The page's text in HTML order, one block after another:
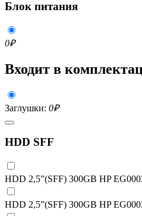
Блок питания
0₽
Входит в
Заглушки: 0₽
HDD SFF
HDD 2,5”(SFF) 300GB HP
HDD 2,5”(SFF) 300GB HP